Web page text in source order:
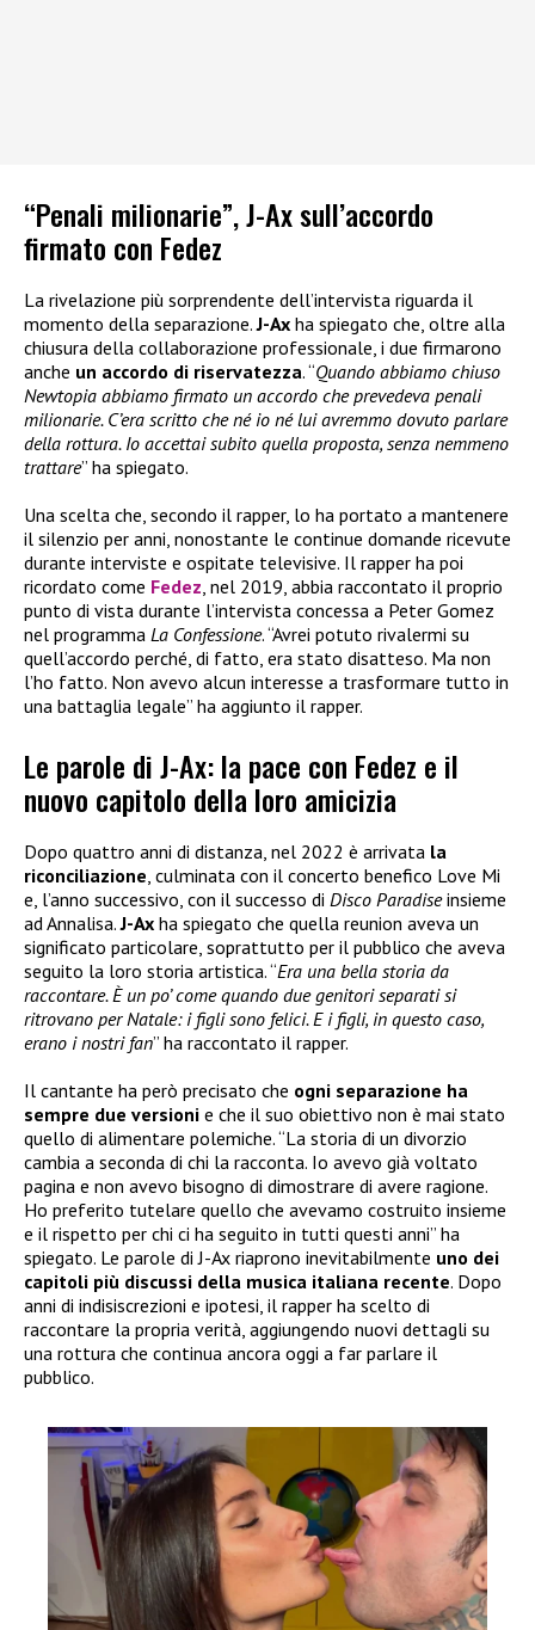
“Penali milionarie”, J-Ax sull’accordo
firmato con Fedez
La rivelazione più sorprendente dell’intervista riguarda il
momento della separazione.J-Ax ha spiegato che, oltre alla
chiusura della collaborazione professionale, i due firmarono
anche un accordo di riservatezza. “Quando abbiamo chiuso
Newtopia abbiamo firmato un accordo che prevedeva penali
milionarie. C’era scritto che né io né lui avremmo dovuto parlare
della rottura. Io accettai subito quella proposta, senza nemmeno
trattare” ha spiegato.
Una scelta che, secondo il rapper, lo ha portato a mantenere
il silenzio per anni, nonostante le continue domande ricevute
durante interviste e ospitate televisive. Il rapper ha poi
ricordato come Fedez , nel 2019, abbia raccontato il proprio
punto di vista durante l’intervista concessa a Peter Gomez
nel programma La Confessione. “Avrei potuto rivalermi su
quell’accordo perché, di fatto, era stato disatteso. Ma non
l’ho fatto. Non avevo alcun interesse a trasformare tutto in
una battaglia legale” ha aggiunto il rapper.
Le parole di J-Ax: la pace con Fedez e il
nuovo capitolo della loro amicizia
Dopo quattro anni di distanza, nel 2022 è arrivata la
riconciliazione, culminata con il concerto benefico Love Mi
e, l’anno successivo, con il successo di Disco Paradiseinsieme
ad Annalisa.J-Ax ha spiegato che quella reunion aveva un
significato particolare, soprattutto per il pubblico che aveva
seguito la loro storia artistica. “Era una bella storia da
raccontare. È un po’ come quando due genitori separati si
ritrovano per Natale: i figli sono felici. E i figli, in questo caso,
erano i nostri fan” ha raccontato il rapper.
Il cantante ha però precisato che ogni separazione ha
sempre due versioni e che il suo obiettivo non è mai stato
quello di alimentare polemiche. “La storia di un divorzio
cambia a seconda di chi la racconta. Io avevo già voltato
pagina e non avevo bisogno di dimostrare di avere ragione.
Ho preferito tutelare quello che avevamo costruito insieme
e il rispetto per chi ci ha seguito in tutti questi anni” ha
spiegato. Le parole di J-Ax riaprono inevitabilmente uno dei
capitoli più discussi della musica italiana recente. Dopo
anni di indisiscrezioni e ipotesi, il rapper ha scelto di
raccontare la propria verità, aggiungendo nuovi dettagli su
una rottura che continua ancora oggi a far parlare il
pubblico.